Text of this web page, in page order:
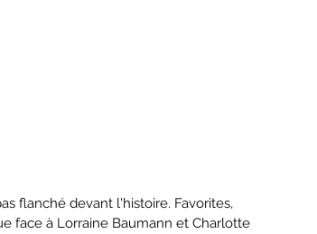
flanché devant l'histoire. Favorites,
face à Lorraine Baumann et Charlotte